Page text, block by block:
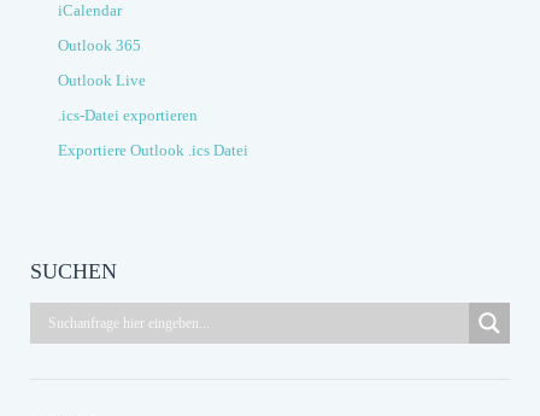
iCalendar
Outlook 365
Outlook Live
.ics-Datei exportieren
Exportiere Outlook .ics Datei
SUCHEN